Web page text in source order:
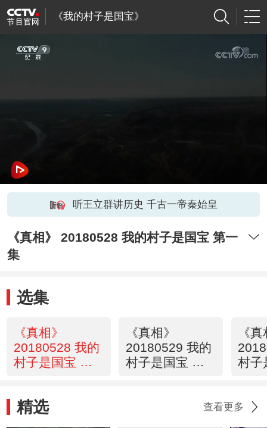
《我的村子是国宝》
听王立群讲历史 千古一帝秦始皇
《真相》 20180528 我的村子是国宝 第一
集
选集
《真相》
20180528 我的
村子是国宝 第
《真相》
20180529 我的
村子是国宝 第
《
村子
精选 查看更多